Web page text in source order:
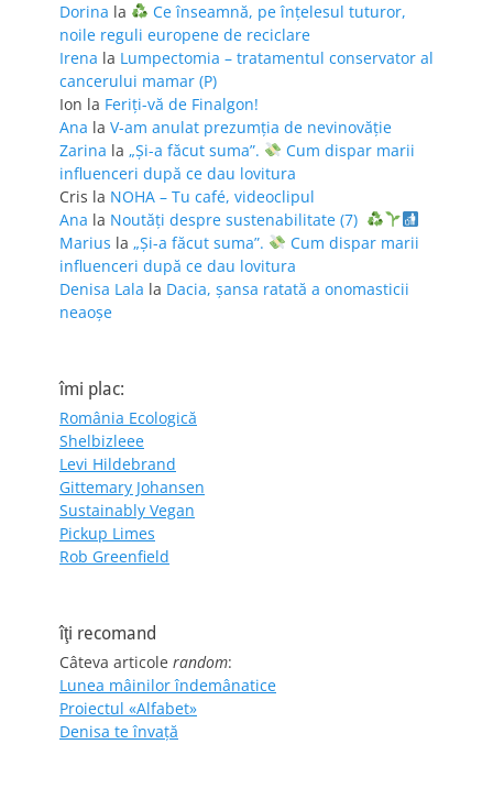
Dorina la
Ce înseamnă, pe înțelesul tuturor,
noile reguli europene de reciclare
Irena la Lumpectomia – tratamentul conservator al
cancerului mamar (P)
Ion la Feriţi-vă de Finalgon!
Ana la V-am anulat prezumția de nevinovăție
Zarina la „Și-a făcut suma”.
Cum dispar marii
influenceri după ce dau lovitura
Cris la NOHA – Tu café, videoclipul
Ana la Noutăți despre sustenabilitate (7)
Marius la „Și-a făcut suma”.
Cum dispar marii
influenceri după ce dau lovitura
Denisa Lala la Dacia, șansa ratată a onomasticii
neaoșe
îmi plac:
România Ecologică
Shelbizleee
Levi Hildebrand
Gittemary Johansen
Sustainably Vegan
Pickup Limes
Rob Greenfield
îţi recomand
Câteva articole random:
Lunea mâinilor îndemânatice
Proiectul «Alfabet»
Denisa te învaţă